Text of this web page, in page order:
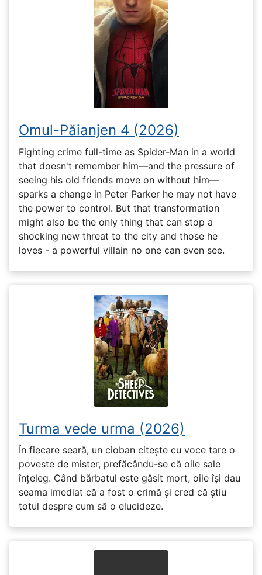
Omul-Păianjen 4 (2026)
Fighting crime full-time as Spider-Man in a world
that doesn't remember him—and the pressure of
seeing his old friends move on without him—
sparks a change in Peter Parker he may not have
the power to control. But that transformation
might also be the only thing that can stop a
shocking new threat to the city and those he
loves - a powerful villain no one can even see.
Turma vede urma (2026)
În fiecare seară, un cioban citește cu voce tare o
poveste de mister, prefăcându-se că oile sale
înțeleg. Când bărbatul este găsit mort, oile își dau
seama imediat că a fost o crimă și cred că știu
totul despre cum să o elucideze.